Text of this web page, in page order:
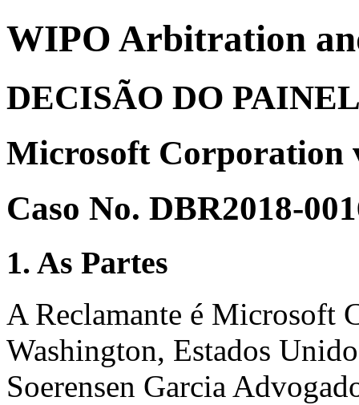
WIPO Arbitration
DECISÃO DO
Microsoft Corporation
Caso No. DBR2018-
1. As Partes
A Reclamante é Microsoft
Washington, Estados
Soerensen Garcia